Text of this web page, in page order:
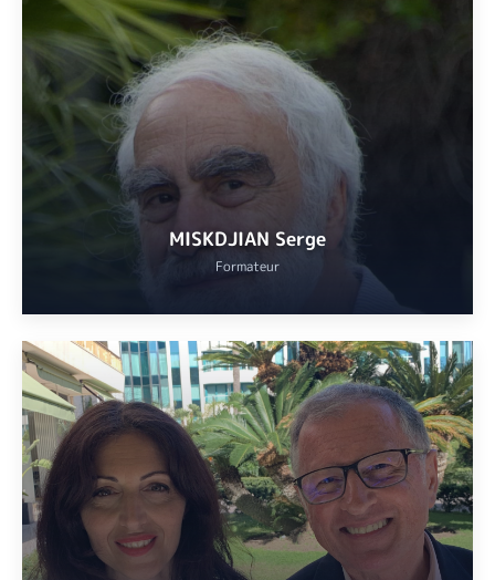
Didier MERIGOU: membre de l’Association Nationale des
Professeurs d’Art Dramatique, de l’Académie des Molières et
titulaire du Diplôme d’État de professeur de théâtre. Formé à
l’école Florent puis aux Studios Pygmalion, professeur de théâtre
au conservatoire de Cannes. Comédien à Paris et dans de
nombreuses tournées, il a joué aussi bien des pièces classiques
que contemporaines, acteur dans une centaine de films et
téléfilms, scénariste.
VOIR
MISKDJIAN Serge
Formateur
Professeur certifié de russe.
Ancien professeur de littérature au lycée franco-allemand de
Fribourg-en-Brisgau.
VOIR